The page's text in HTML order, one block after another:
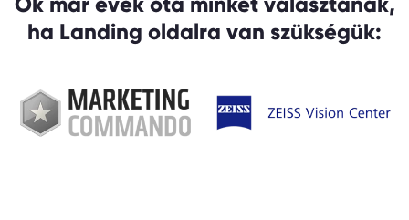
ha Landing oldalra van szükségük: